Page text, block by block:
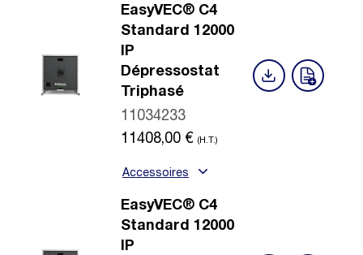
EasyVEC® C4
Standard 12000
IP
Dépressostat
Triphasé
11034233
11408,00 € (H.T.)
Accessoires
EasyVEC® C4
Standard 12000
IP